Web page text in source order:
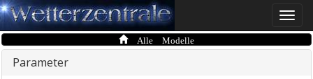
Toggle
Alle Modelle
Parameter